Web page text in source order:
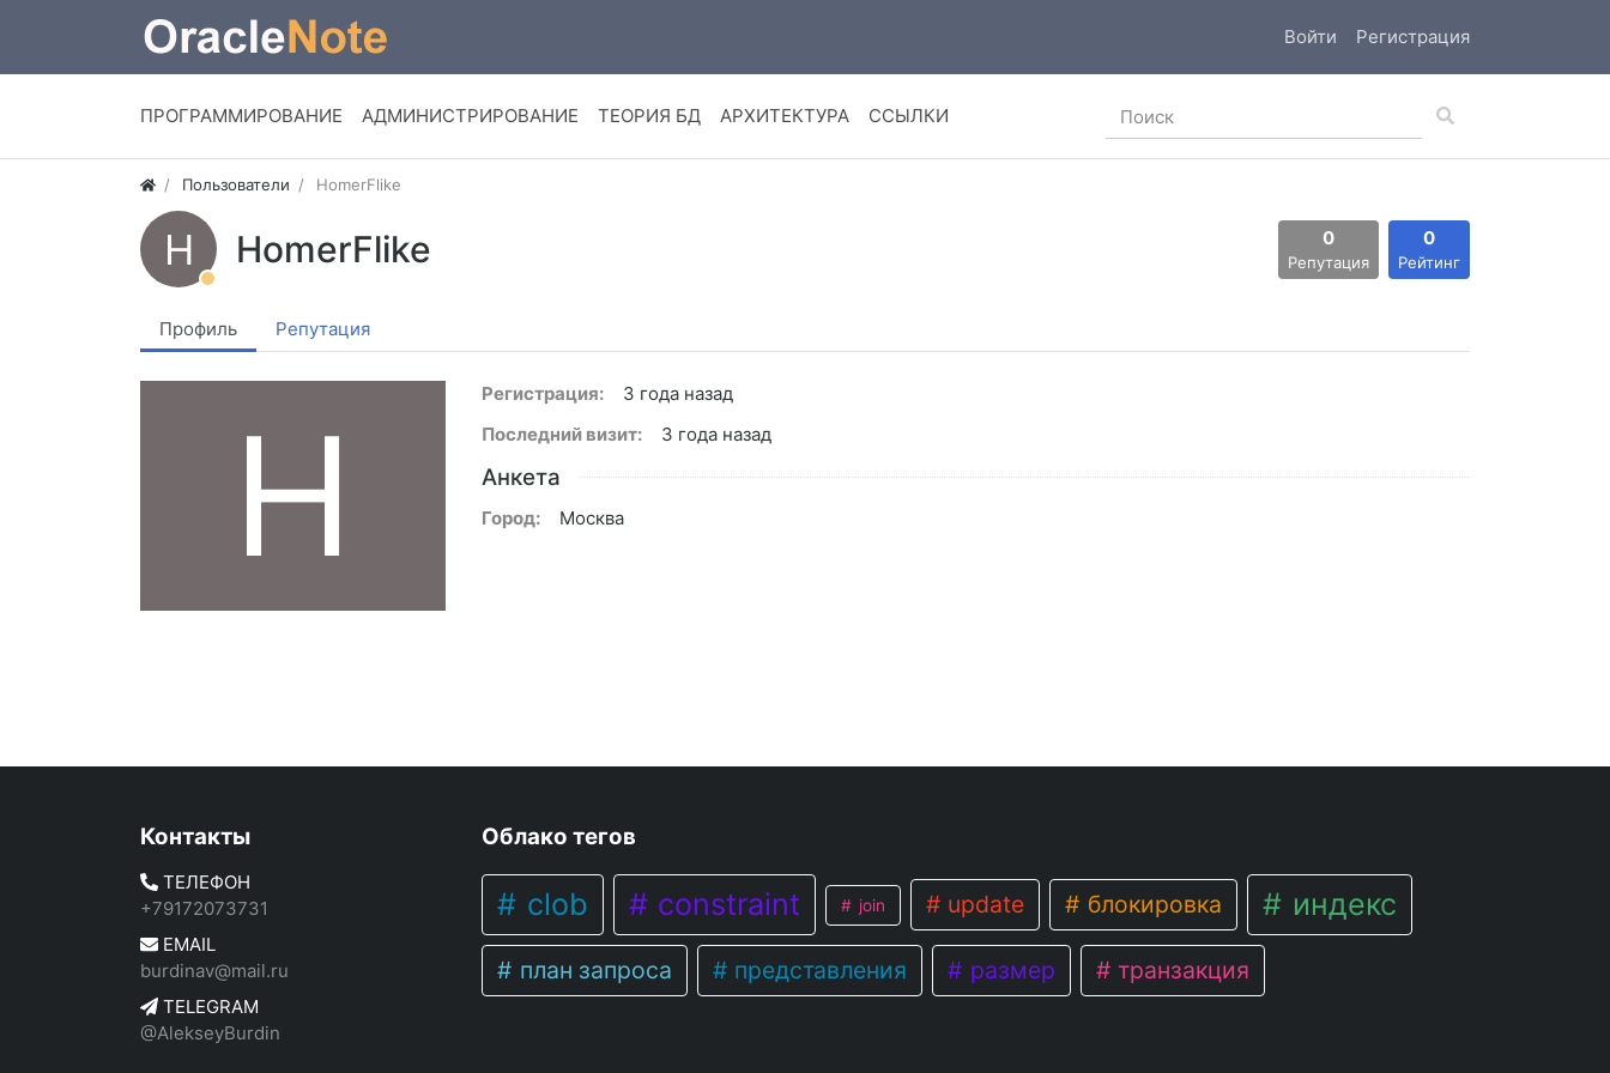
Войти Регистрация
ПРОГРАММИРОВАНИЕ АДМИНИСТРИРОВАНИЕ ТЕОРИЯ БД АРХИТЕКТУРА ССЫЛКИ
Пользователи HomerFlike
H HomerFlike 0
Репутация
0
Рейтинг
Профиль Репутация
H
Регистрация:
3 года назад
Последний визит:
3 года назад
Анкета
Город: Москва
Контакты
ТЕЛЕФОН
+79172073731
EMAIL
burdinav@mail.ru
TELEGRAM
@AlekseyBurdin
Облако тегов
clob constraint join update блокировка индекс
план запроса представления размер транзакция